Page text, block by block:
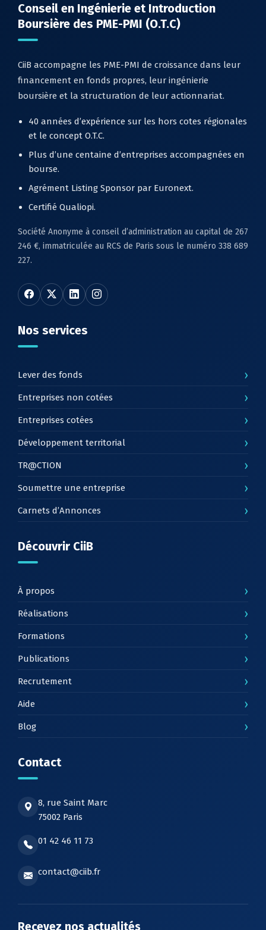
Conseil en Ingénierie et Introduction
Boursière des PME-PMI (O.T.C)
CiiB accompagne les PME-PMI de croissance dans leur
financement en fonds propres, leur ingénierie
boursière et la structuration de leur actionnariat.
40 années d’expérience sur les hors cotes régionales
et le concept O.T.C.
Plus d’une centaine d’entreprises accompagnées en
bourse.
Agrément Listing Sponsor par Euronext.
Certifié Qualiopi.
Société Anonyme à conseil d’administration au capital de 267
246 €, immatriculée au RCS de Paris sous le numéro 338 689
227.
Nos services
Lever des fonds ›
Entreprises non cotées ›
Entreprises cotées ›
Développement territorial ›
TR@CTION ›
Soumettre une entreprise ›
Carnets d’Annonces ›
Découvrir CiiB
À propos ›
Réalisations ›
Formations ›
Publications ›
Recrutement ›
Aide ›
Blog ›
Contact
8, rue Saint Marc
75002 Paris
01 42 46 11 73
contact@ciib.fr
Recevez nos actualités